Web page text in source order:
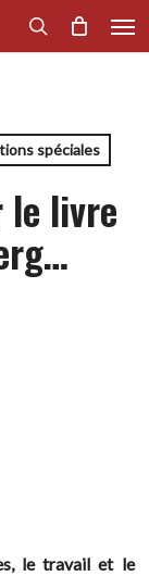
search
spéciales
le livre
le travail et le